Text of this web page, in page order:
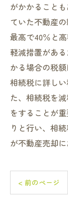
がかかること
ていた不動産
最高で40％と
軽減措置があ
かる場合の税
相続税に詳し
た、相続税を
をすることが
りと行い、相
が不動産売却
< 前のページ